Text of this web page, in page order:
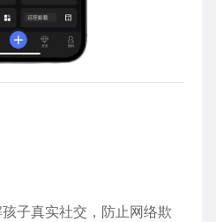
孩子真实社交，防止网络欺